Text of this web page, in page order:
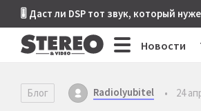
🎚 Даст ли DSP тот звук, который
Новости
Блог Radiolyubitel • 24